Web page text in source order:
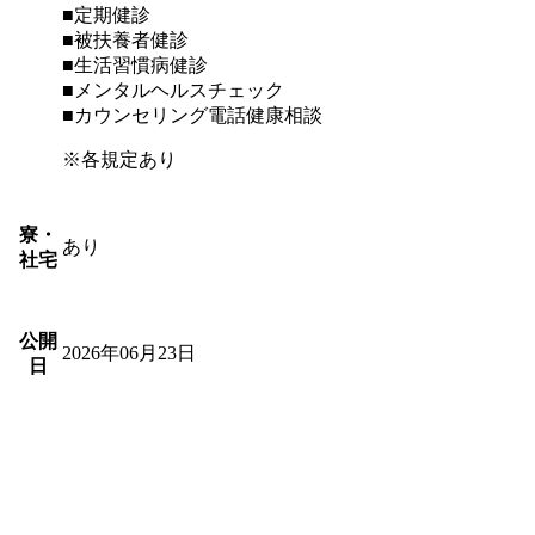
■定期健診
■被扶養者健診
■生活習慣病健診
■メンタルヘルスチェック
■カウンセリング電話健康相談
※各規定あり
寮・
社宅
あり
公開
日
2026年06月23日